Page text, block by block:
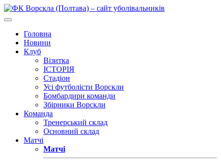
Головна
Новини
Клуб
Візитка
ІСТОРІЯ
Стадіон
Усі футболісти Ворскли
Бомбардири команди
Збірники Ворскли
Команда
Тренерський склад
Основний склад
Матчі
Матчі